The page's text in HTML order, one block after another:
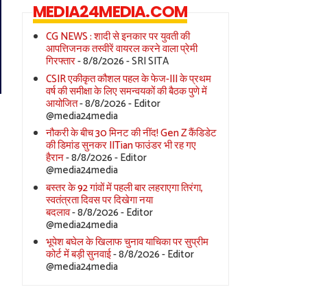
MEDIA24MEDIA.COM
CG NEWS : शादी से इनकार पर युवती की
आपत्तिजनक तस्वीरें वायरल करने वाला प्रेमी
गिरफ्तार- 8/8/2026- SRI SITA
CSIR एकीकृत कौशल पहल के फेज-III के प्रथम
वर्ष की समीक्षा के लिए समन्वयकों की बैठक पुणे में
आयोजित- 8/8/2026- Editor
@media24media
नौकरी के बीच 30 मिनट की नींद! Gen Z कैंडिडेट
की डिमांड सुनकर IITian फाउंडर भी रह गए
हैरान- 8/8/2026- Editor
@media24media
बस्तर के 92 गांवों में पहली बार लहराएगा तिरंगा,
स्वतंत्रता दिवस पर दिखेगा नया
बदलाव- 8/8/2026- Editor
@media24media
भूपेश बघेल के खिलाफ चुनाव याचिका पर सुप्रीम
कोर्ट में बड़ी सुनवाई- 8/8/2026- Editor
@media24media